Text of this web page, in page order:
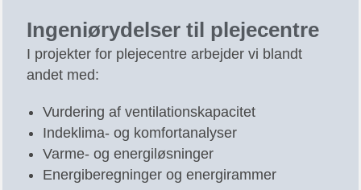
Ingeniørydelser til plejecentre
I projekter for plejecentre arbejder vi blandt
andet med:
Vurdering af ventilationskapacitet
Indeklima- og komfortanalyser
Varme- og energiløsninger
Energiberegninger og energirammer